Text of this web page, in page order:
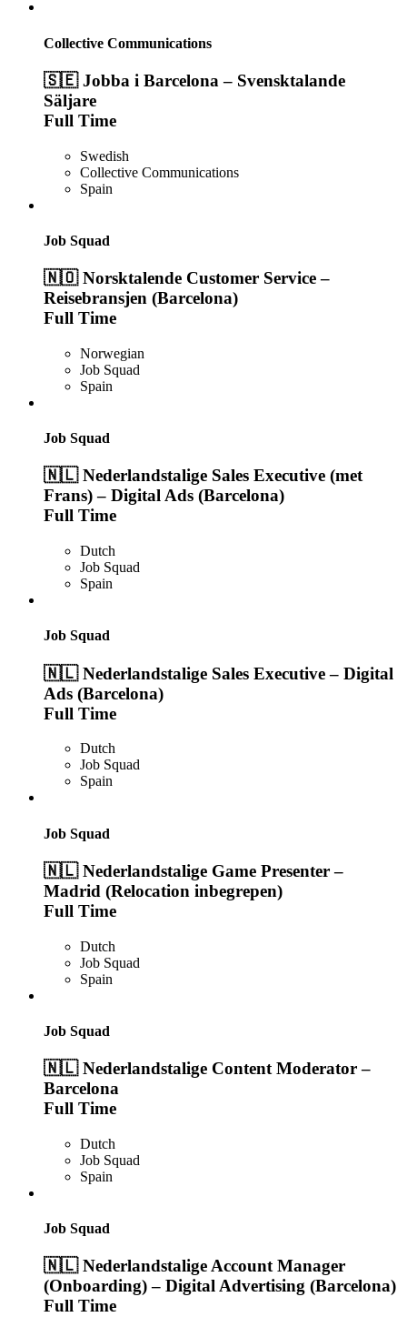
Collective Communications
🇸🇪 Jobba i Barcelona – Svensktalande
Säljare
Full Time
Swedish
Collective Communications
Spain
Job Squad
🇳🇴 Norsktalende Customer Service –
Reisebransjen (Barcelona)
Full Time
Norwegian
Job Squad
Spain
Job Squad
🇳🇱 Nederlandstalige Sales Executive (met
Frans) – Digital Ads (Barcelona)
Full Time
Dutch
Job Squad
Spain
Job Squad
🇳🇱 Nederlandstalige Sales Executive – Digital
Ads (Barcelona)
Full Time
Dutch
Job Squad
Spain
Job Squad
🇳🇱 Nederlandstalige Game Presenter –
Madrid (Relocation inbegrepen)
Full Time
Dutch
Job Squad
Spain
Job Squad
🇳🇱 Nederlandstalige Content Moderator –
Barcelona
Full Time
Dutch
Job Squad
Spain
Job Squad
🇳🇱 Nederlandstalige Account Manager
(Onboarding) – Digital Advertising (Barcelona)
Full Time